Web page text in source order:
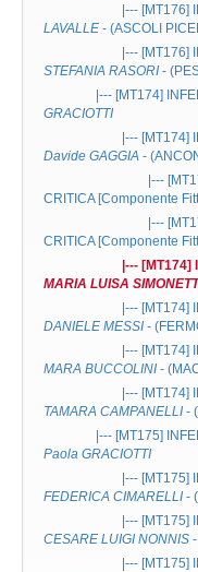
|--- [MT176]
LAVALLE - (ASCOLI
|--- [MT176]
STEFANIA RASORI -
|--- [MT174]
GRACIOTTI
|--- [MT174]
Davide GAGGIA -
|---
CRITICA[Componente
|---
CRITICA[Componente
|--- [MT174]
MARIA LUISA
|--- [MT174]
DANIELE MESSI -
|--- [MT174]
MARA BUCCOLINI -
|--- [MT174]
TAMARA CAMPANELLI -
|--- [MT175]
Paola GRACIOTTI
|--- [MT175]
FEDERICA CIMARELLI -
|--- [MT175]
CESARE LUIGI NONNIS
|--- [MT175]